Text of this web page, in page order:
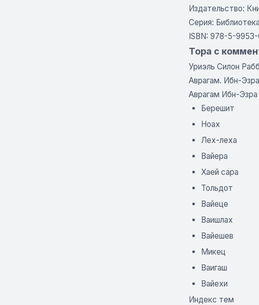
Издательство:
Серия:
ISBN: 978-5-
Тора с
Уриэль Силон
Аврагам. Ибн-
Аврагам Ибн-
Берешит
Hoax
Лех-леха
Вайера
Хаей сара
Тольдот
Вайеце
Ваишлах
Вайешев
Микец
Ваигаш
Вайехи
Индекс тем